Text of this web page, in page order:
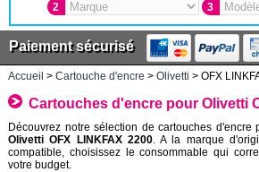
2
3
Paiement sécurisé
Accueil > Cartouche d'encre > Olivetti > OFX
Cartouches d'encre pour Olivetti
Découvrez notre sélection de cartouches d'encre
Olivetti OFX LINKFAX 2200. A la marque
compatible, choisissez le consommable qui
votre budget.